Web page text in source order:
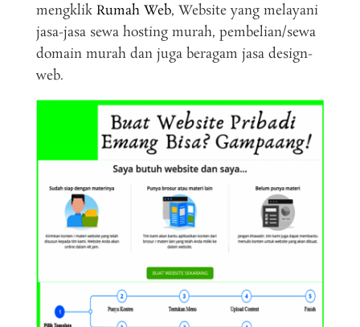
mengklikRumah Web, Website yang melayani
jasa-jasa sewa hosting murah, pembelian/sewa
domain murah dan juga beragam jasa design-
web.